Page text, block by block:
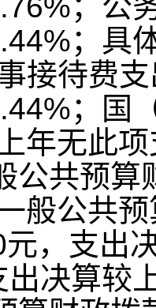
；具
事接待费
；国
年无此
公共预
般公共
，支出
出决算较